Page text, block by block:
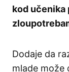
kod učenika
Dodaje da
mlade može